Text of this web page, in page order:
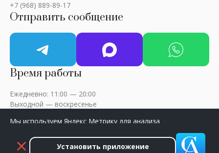
+7 (968) 889-89-17
Отправить сообщение
Время работы
Ежедневно: 11:00 — 20:00
Выходной — воскресенье
ART-CRITIC © 2018 - 2026 / Все права защищены
Установить приложение
Мы используем Яндекс Метрику для анализа
разрешить сбор данных.